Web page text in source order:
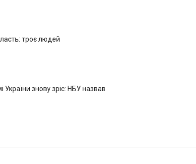
троє людей
України знову зріс: НБУ назвав